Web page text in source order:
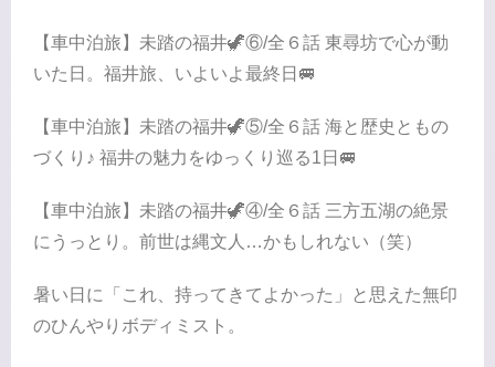
【車中泊旅】未踏の福井🦖⑥/全６話 東尋坊で心が動
いた日。福井旅、いよいよ最終日🚐
【車中泊旅】未踏の福井🦖⑤/全６話 海と歴史ともの
づくり♪ 福井の魅力をゆっくり巡る1日🚐
【車中泊旅】未踏の福井🦖④/全６話 三方五湖の絶景
にうっとり。前世は縄文人…かもしれない（笑）
暑い日に「これ、持ってきてよかった」と思えた無印
のひんやりボディミスト。